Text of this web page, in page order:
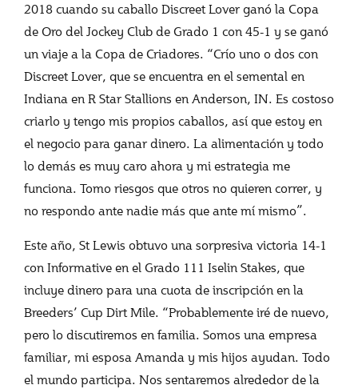
2018 cuando su caballo Discreet Lover ganó la Copa
de Oro del Jockey Club de Grado 1 con 45-1 y se ganó
un viaje a la Copa de Criadores. “Crío uno o dos con
Discreet Lover, que se encuentra en el semental en
Indiana en R Star Stallions en Anderson, IN. Es costoso
criarlo y tengo mis propios caballos, así que estoy en
el negocio para ganar dinero. La alimentación y todo
lo demás es muy caro ahora y mi estrategia me
funciona. Tomo riesgos que otros no quieren correr, y
no respondo ante nadie más que ante mí mismo”.
Este año, St Lewis obtuvo una sorpresiva victoria 14-1
con Informative en el Grado 111 Iselin Stakes, que
incluye dinero para una cuota de inscripción en la
Breeders’ Cup Dirt Mile. “Probablemente iré de nuevo,
pero lo discutiremos en familia. Somos una empresa
familiar, mi esposa Amanda y mis hijos ayudan. Todo
el mundo participa. Nos sentaremos alrededor de la